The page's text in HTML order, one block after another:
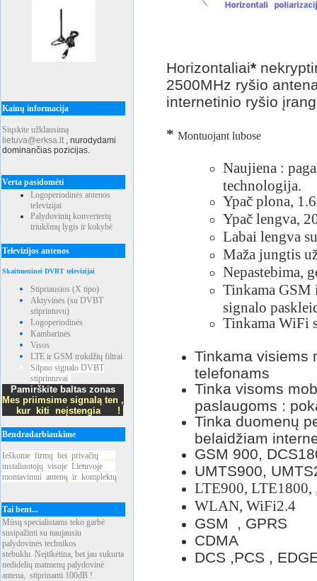
Kainų informacija
Siųskite užklausimą
lietuva@erksa.lt , nurodydami
dominančias pozicijas.
Verta pasidomėti
Logoperiodinės antenos
televizijai
Palydovinių konverterių
triukšmų lygis ir kokybė
Televizijos antenos
Skaitmeninei DVBT televizijai
Stipriausios (X tipo)
Aktyvinės (su DVBT
stiprintuvu)
Logoperiodinės
Kambarinės
Visos
LTE ir GSM trukdžių filtrai
Silpno signalo DVBT
stiprintuvai
Pamirškite baltas zonas
Mes priimsime signalą ten ,
kur kiti neįstengia !
Bendradarbiaukime
Ieškome firmų bei privačių
instaliuotojų visoje Lietuvoje
montavimui antenų ir komplektų
Tai bent...
Mūsų specialistams teko garbė
susipažinti su naujausiu
palydovinės technikos
stebuklu. Neįtikėtina, bet jau sukurta
nedidelių matmenų palydovinė
antena, stiprinanti 100dB !
Horizontaliai*
2500MHz ryšio
internetinio ryšio
* Montuojant lubose
Naujiena : p
technologija.
Ypač plona,
Ypač lengva,
Labai lengva
Maža jungtis
Nepastebima,
Tinkama
signalo
Tinkama WiFi
Tinkama visiems
telefonams
Tinka visoms
paslaugoms :
Tinka duomenų
belaidžiam
GSM 900,
UMTS900,
LTE900, LTE1800,
WLAN, WiFi2.4
GSM , GPRS
CDMA
DCS ,PCS ,